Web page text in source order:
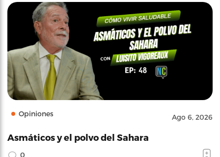
Opiniones Ago 6, 2026
Asmáticos y el polvo del Sahara
0